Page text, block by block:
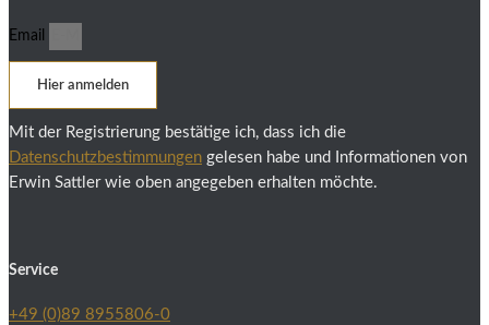
Email
Hier anmelden
Mit der Registrierung bestätige ich, dass ich die
Datenschutzbestimmungen gelesen habe und Informationen von
Erwin Sattler wie oben angegeben erhalten möchte.
Service
+49 (0)89 8955806-0